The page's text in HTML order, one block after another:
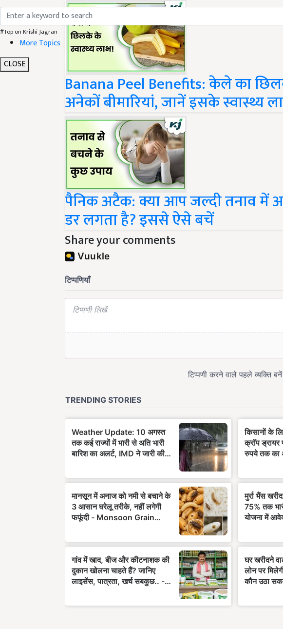
#Top on Krishi Jagran
More Topics
CLOSE
Banana Peel Benefits: केले का
अनेकों बीमारियां, जानें इसके स्वास्थ्य
पैनिक अटैक: क्या आप जल्दी तनाव में
डर लगता है? इससे ऐसे बचें
Share your comments